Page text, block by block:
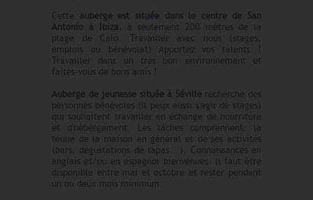
Cette auberge est située dans le centre de San
Antonio à Ibiza, à seulement 200 mètres de la
plage de Caló. Travailler avec nous (stages,
emplois ou bénévolat) Apportez vos talents !
Travailler dans un très bon environnement et
faites-vous de bons amis !
Auberge de jeunesse située à Sévillerecherche des
personnes bénévoles (Il peux aussi s'agir de stages)
qui souhaitent travailler en échange de nourriture
et d'hébergement. Les tâches comprennent: la
tenue de la maison en général et de ses activités
(bars, dégustations de tapas...). Connaissances en
anglais et/ou en espagnol bienvenues. Il faut être
disponible entre mai et octobre et rester pendant
un ou deux mois minimum.